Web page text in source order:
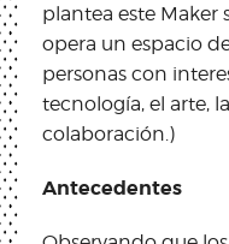
plantea este
opera un espacio
personas con
tecnología, el arte,
colaboración.)
Antecedentes